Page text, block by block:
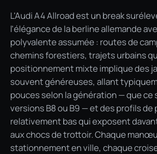
L'Audi A4 Allroad est un break
l'élégance de la berline allemande
polyvalente assumée : routes de
chemins forestiers, trajets urbains
positionnement mixte implique des
souvent généreuses, allant
pouces selon la génération — que ce
versions B8 ou B9 — et des profils de
relativement bas qui exposent
aux chocs de trottoir. Chaque
stationnement en ville, chaque